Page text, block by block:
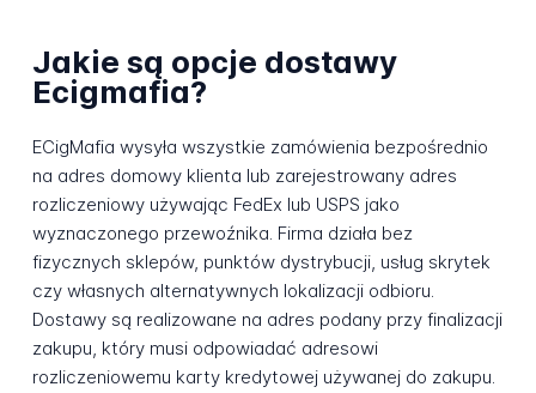
Jakie są opcje dostawy
Ecigmafia?
ECigMafia wysyła wszystkie zamówienia bezpośrednio
na adres domowy klienta lub zarejestrowany adres
rozliczeniowy używając FedEx lub USPS jako
wyznaczonego przewoźnika. Firma działa bez
fizycznych sklepów, punktów dystrybucji, usług skrytek
czy własnych alternatywnych lokalizacji odbioru.
Dostawy są realizowane na adres podany przy finalizacji
zakupu, który musi odpowiadać adresowi
rozliczeniowemu karty kredytowej używanej do zakupu.